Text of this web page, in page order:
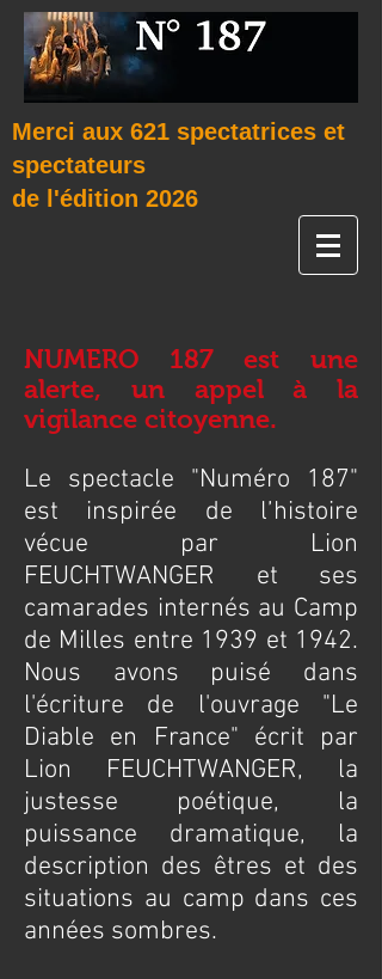
Merci aux 621 spectatrices et
spectateurs
de l'édition 2026
NUMERO 187 est une
alerte, un appel à la
vigilance citoyenne.
Le spectacle "Numéro 187"
est inspirée de l’histoire
vécue par Lion
FEUCHTWANGER et ses
camarades internés au Camp
de Milles entre 1939 et 1942.
Nous avons puisé dans
l'écriture de l'ouvrage "Le
Diable en France" écrit par
Lion FEUCHTWANGER, la
justesse poétique, la
puissance dramatique, la
description des êtres et des
situations au camp dans ces
années sombres.